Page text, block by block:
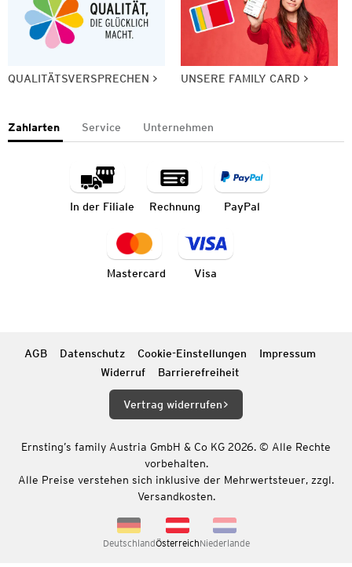
QUALITÄTSVERSPRECHEN UNSERE FAMILY CARD
Zahlarten Service Unternehmen
In der Filiale Rechnung PayPal
Mastercard Visa
AGB Datenschutz Cookie-Einstellungen
Impressum
Widerruf
Barrierefreiheit
Vertrag widerrufen
Ernsting’s family Austria GmbH & Co KG 2026. © Alle Rechte
vorbehalten.
Alle Preise verstehen sich inklusive der Mehrwertsteuer, zzgl.
Versandkosten.
DeutschlandÖsterreichNiederlande